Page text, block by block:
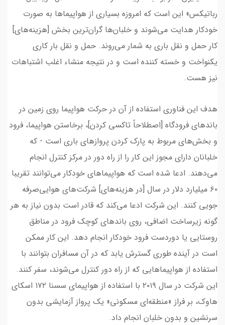
رباتیکس» این است که امروزه بسیاری از هواپیماها به صورت
خودکار هدایت می‌شوند و خلبان‌ها گران‌ترین بخش [هزینه‌های]
کار حمل و نقل باری به شمار می‌روند. حمل و نقل بار کاری
یکنواخت و خسته کننده است و در نتیجه منشاء اغلب اشتباهات
نیز هست.
هدف این فناوری استفاده از آن در حرکت هواپیما روی زمین در
باندهای فرودگاه [اصطلاحاً تاکسی کردن]، برخاستن هواپیما، فرود
و بخش‌های مربوط به پارک کردن پروازهای باری است - که
خلبانان دارای مجوز این کار را از راه دور در مرکز کنترل انجام
می‌دهند. ادعا شده است که هواپیماهای خودکار می‌توانند تقریبا
۶۰ میلیارد دلار در سال [در هزینه‌های] شرکت‌های هوایی‌صرفه
جویی کنند. این شرکت ادعا می‌کند که قادر است بدون نیاز به هر
گونه زیرساخت اضافی، روی باندهای کوچک فرود در مناطق
روستایی یا دوردست فرود خودکار انجام دهد. این کار ممکن
است در آینده طوری گسترش یابد که در آن مسافران بتوانند با
استفاده از هواپیماهایی که از راه دور کنترل می‌شوند، سفر کنند.
این شرکت در سال ۲۰۱۹ با استفاده از هواپیمای سسنا ۱۷۲ اسکای
هاوک، بر فراز «منطقه‌ای مسکونی» یک پرواز آزمایشی بدون
سرنشین و بدون خلبان انجام داد.